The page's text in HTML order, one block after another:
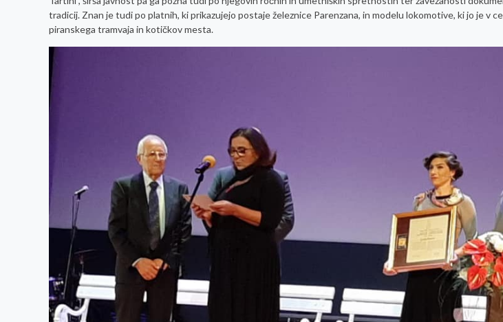
tradicij. Znan je tudi po platnih, ki prikazujejo postaje železnice Parenzana, in modelu lokomotive, ki jo je v
piranskega tramvaja in kotičkov mesta.